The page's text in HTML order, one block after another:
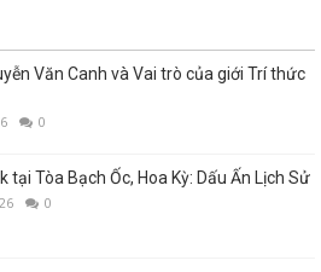
Văn Canh và Vai trò của giới Trí thức
0
tại Tòa Bạch Ốc, Hoa Kỳ: Dấu Ấn Lịch Sử
0